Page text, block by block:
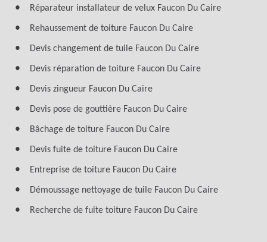
Réparateur installateur de velux Faucon Du Caire
Rehaussement de toiture Faucon Du Caire
Devis changement de tuile Faucon Du Caire
Devis réparation de toiture Faucon Du Caire
Devis zingueur Faucon Du Caire
Devis pose de gouttière Faucon Du Caire
Bâchage de toiture Faucon Du Caire
Devis fuite de toiture Faucon Du Caire
Entreprise de toiture Faucon Du Caire
Démoussage nettoyage de tuile Faucon Du Caire
Recherche de fuite toiture Faucon Du Caire